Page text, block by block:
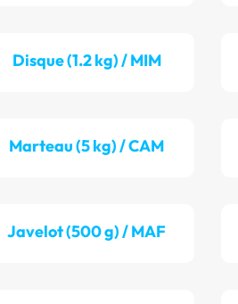
Disque (1.2 kg) / MIM
Marteau (5 kg) / CAM
Javelot (500 g) / MAF